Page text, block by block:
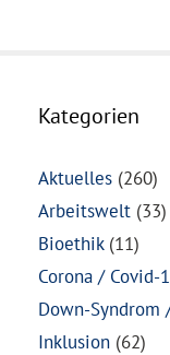
Kategorien
Aktuelles (260)
Arbeitswelt (33)
Bioethik(11)
Corona / Covid-
Down-Syndrom
Inklusion (62)